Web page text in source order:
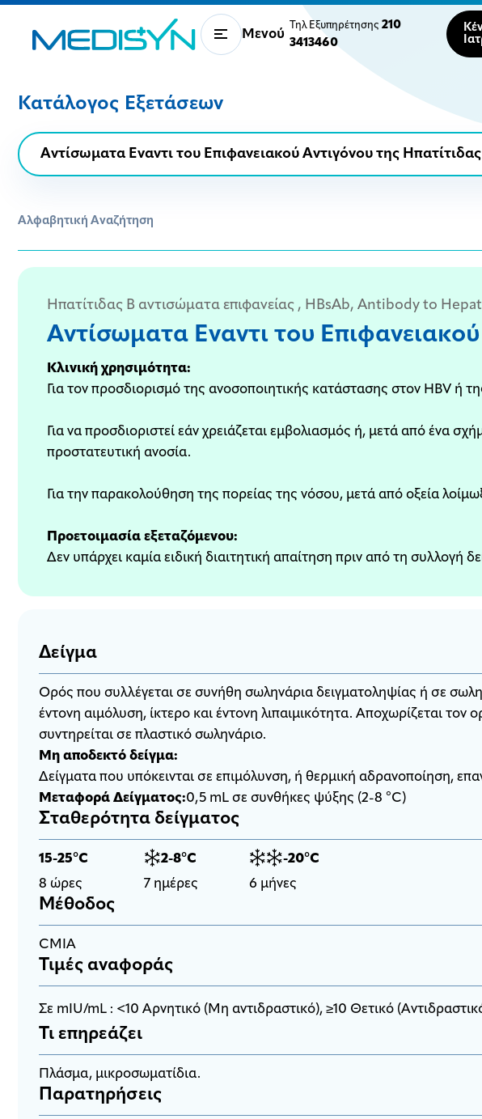
Μενού
Τηλ Εξυπηρέτησης 210
3413460
Κατάλογος Εξετάσεων
Αλφαβητική Αναζήτηση
Ηπατίτιδας Β αντισώματα επιφανείας , HBsAb, Antibody to
Αντίσωματα Εναντι του
Κλινική χρησιμότητα:
Για τον προσδιορισμό της ανοσοποιητικής κατάστασης στον HBV ή
Για να προσδιοριστεί εάν χρειάζεται εμβολιασμός ή, μετά από ένα
προστατευτική ανοσία.
Για την παρακολούθηση της πορείας της νόσου, μετά από οξεία
Προετοιμασία εξεταζόμενου:
Δεν υπάρχει καμία ειδική διαιτητική απαίτηση πριν από τη συλλογή
Δείγμα
Ορός που συλλέγεται σε συνήθη σωληνάρια δειγματοληψίας ή σε
έντονη αιμόλυση, ίκτερο και έντονη λιπαιμικότητα. Αποχωρίζεται
συντηρείται σε πλαστικό σωληνάριο.
Μη αποδεκτό δείγμα:
Δείγματα που υπόκεινται σε επιμόλυνση, ή θερμική αδρανοποίηση,
Μεταφορά Δείγματος:0,5 mL σε συνθήκες ψύξης (2-8 °C)
Σταθερότητα δείγματος
15-25°C
8 ώρες
2-8°C
7 ημέρες
-20°C
6 μήνες
Μέθοδος
CMIA
Τιμές αναφοράς
Σε mIU/mL : <10 Αρνητικό (Μη αντιδραστικό), ≥10 Θετικό
Τι επηρεάζει
Πλάσμα, μικροσωματίδια.
Παρατηρήσεις